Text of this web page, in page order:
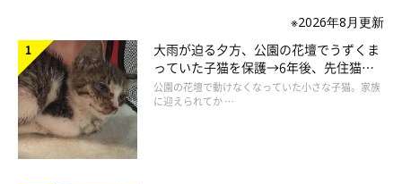
※2026年8月更新
大雨が迫る夕方、公園の花壇でうずくま
っていた子猫を保護→6年後、先住猫
と“姉妹”のような関係に
公園の花壇で動けなくなっていた小さな子猫。家族
に迎えられてか …